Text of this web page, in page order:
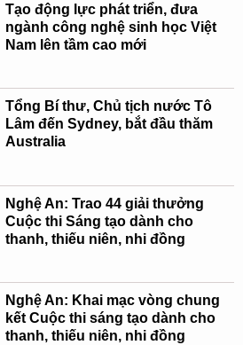
Tạo động lực phát triển, đưa
ngành công nghệ sinh học Việt
Nam lên tầm cao mới
Tổng Bí thư, Chủ tịch nước Tô
Lâm đến Sydney, bắt đầu thăm
Australia
Nghệ An: Trao 44 giải thưởng
Cuộc thi Sáng tạo dành cho
thanh, thiếu niên, nhi đồng
Nghệ An: Khai mạc vòng chung
kết Cuộc thi sáng tạo dành cho
thanh, thiếu niên, nhi đồng